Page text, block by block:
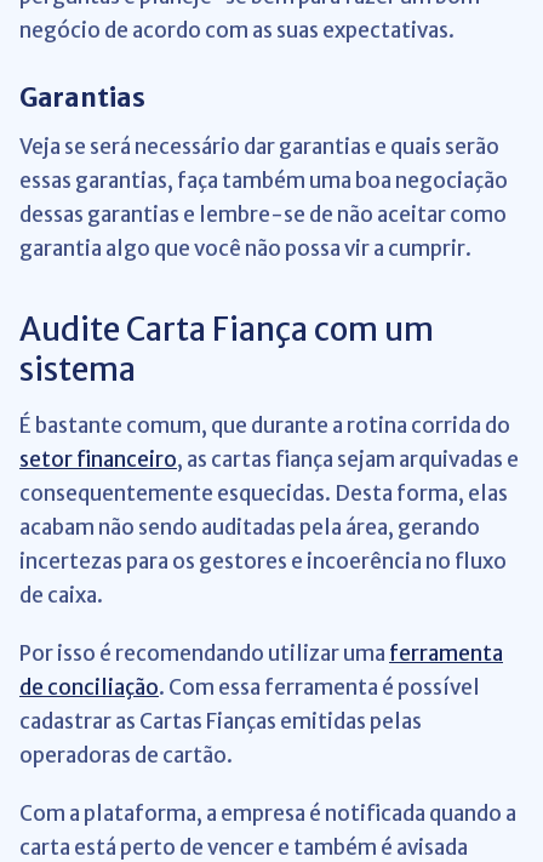
negócio de acordo com as suas expectativas.
Garantias
Veja se será necessário dar garantias e quais serão
essas garantias, faça também uma boa negociação
dessas garantias e lembre-se de não aceitar como
garantia algo que você não possa vir a cumprir.
Audite Carta Fiança com um
sistema
É bastante comum, que durante a rotina corrida do
setor financeiro, as cartas fiança sejam arquivadas e
consequentemente esquecidas. Desta forma, elas
acabam não sendo auditadas pela área, gerando
incertezas para os gestores e incoerência no fluxo
de caixa.
Por isso é recomendando utilizar uma ferramenta
de conciliação. Com essa ferramenta é possível
cadastrar as Cartas Fianças emitidas pelas
operadoras de cartão.
Com a plataforma, a empresa é notificada quando a
carta está perto de vencer e também é avisada